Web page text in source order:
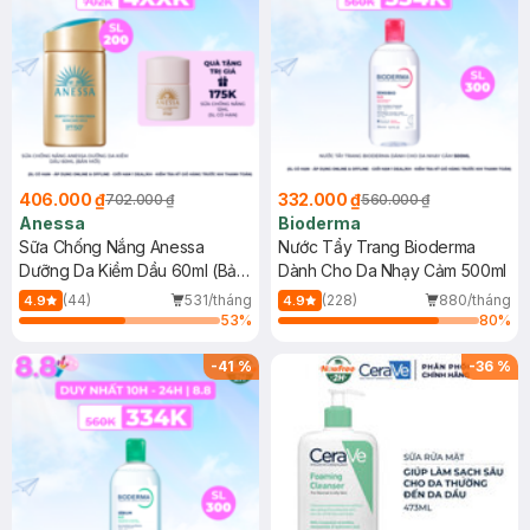
406.000 ₫702.000 ₫
Anessa
Sữa Chống Nắng Anessa
Dưỡng Da Kiềm Dầu 60ml (Bản
Mới)
4.9 (44)
531/tháng
53%
332.000 ₫560.000 ₫
Bioderma
Nước Tẩy Trang Bioderma
Dành Cho Da Nhạy Cảm 500ml
4.9 (228)
880/tháng
80%
-41% -36 %